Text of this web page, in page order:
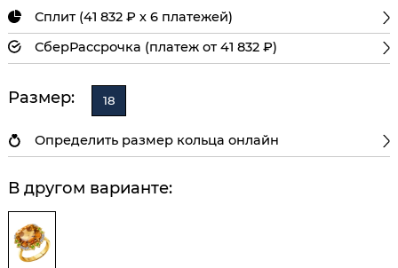
Сплит (41 832 ₽ х 6 платежей)
СберРассрочка (платеж от 41 832 ₽)
Размер: 18
Определить размер кольца онлайн
В другом варианте: